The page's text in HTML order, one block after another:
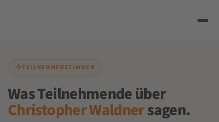
TEILNEHMERSTIMMEN
Was Teilnehmende über
Christopher Waldnersagen.